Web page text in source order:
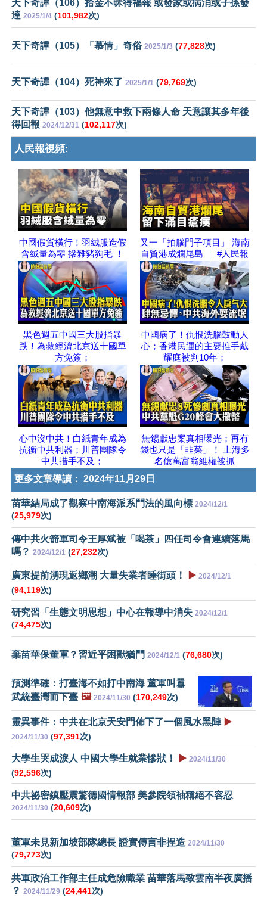
天下奇譚（106）拾金不昧得福報 或發家或病消或子孫發
達 2025/1/4 (101,982次)
天下奇譚（105）「慕情」奇俗 2025/1/3 (77,828次)
天下奇譚（104）死神來了 2025/1/1 (79,769次)
天下奇譚（103）他無意中救下兩條人命 天意讓其多年後
得回報 2024/12/31 (102,117次)
人民報視頻:
中國假貨橫行！羽絨服造假
含絨量為零 摻雜豬狗毛 ！
又一「拍腦門子項目」 海南
自貿港成爛尾島 ｜ #人民報
黑色週五中國三大股指暴
跌！為救經濟北京送十國單
方免簽；
中國病了！仇恨洗腦鼓動人
心；香港民運的主要推手戴
耀庭被判10年；
心中沒中共！白紙青年成為
抗衡中共利器；川普團隊令
中共措手不及；
無錫獻忠案真相曝光；再有
錢也只是「韭菜」！ 上海多
名億萬富翁維權被抓
更多文章導讀： 2024年11月29日
苗華結局成了觀察中南海派系鬥法的風向標 2024/12/1
(25,979次)
傳中共火箭軍司令王厚斌被「喝茶」四任司令會連續落馬
嗎？ 2024/12/1 (27,232次)
廣東提前湧現返鄉潮 大量失業者睡街頭！ ▶️ 2024/12/1
(94,119次)
研究習「生態文明思想」中心在報導中消失 2024/12/1
(74,475次)
棄苗華保董軍？習近平困獸猶鬥 2024/12/1 (76,680次)
預測準確：打臺海不如打中南海 董軍叫囂
武統臺灣而下臺 🖼️ 2024/11/30 (170,249次)
靈異事件：中共在北京天安門佈下了一個風水黑陣 ▶️
2024/11/30 (97,391次)
大學生哭成淚人 中國大學生就業慘狀！ ▶️ 2024/11/30
(92,596次)
中共祕密鎮壓震驚德國情報部 美參院領袖稱絕不容忍
2024/11/30 (20,609次)
董軍未見新加坡部隊總長 證實傳言非捏造 2024/11/30
(79,773次)
共軍政治工作部主任成危險職業 苗華落馬致雲南半夜廣播
？ 2024/11/29 (24,441次)